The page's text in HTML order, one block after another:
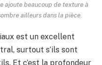
ajoute beaucoup de texture à
ailleurs dans la pièce.
est un excellent
surtout s’ils sont
Et c’est la profondeur